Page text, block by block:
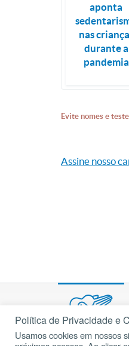
aponta
nas
durante a
pandemia
Evite nomes e
Assine nosso
cancaonova.com©
Política de Privacidade e
Usamos cookies em nossos